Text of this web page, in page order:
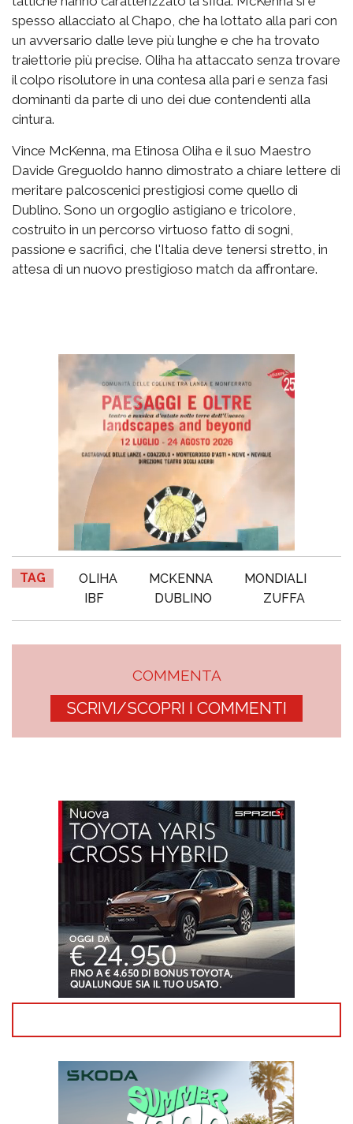
spesso allacciato al Chapo, che ha lottato alla pari con
un avversario dalle leve più lunghe e che ha trovato
traiettorie più precise. Oliha ha attaccato senza trovare
il colpo risolutore in una contesa alla pari e senza fasi
dominanti da parte di uno dei due contendenti alla
cintura.
Vince McKenna, ma Etinosa Oliha e il suo Maestro
Davide Greguoldo hanno dimostrato a chiare lettere di
meritare palcoscenici prestigiosi come quello di
Dublino. Sono un orgoglio astigiano e tricolore,
costruito in un percorso virtuoso fatto di sogni,
passione e sacrifici, che l'Italia deve tenersi stretto, in
attesa di un nuovo prestigioso match da affrontare.
TAG OLIHA MCKENNA
MONDIALI
IBF
DUBLINO ZUFFA
COMMENTA
SCRIVI/SCOPRI I COMMENTI